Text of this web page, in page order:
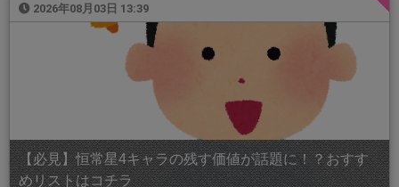
2026年08月03日 13:39
【必見】恒常星4キャラの残す価値が話題に！？おすす
めリストはコチラ